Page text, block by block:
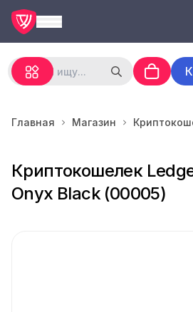
Главная Магазин
Криптокошелек
Onyx Black (00005)